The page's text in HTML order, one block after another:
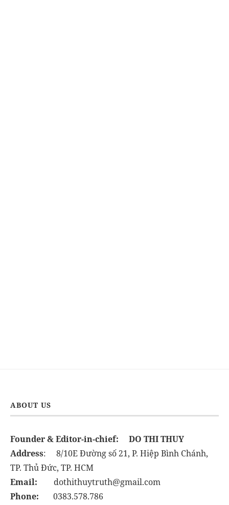
ABOUT US
Founder & Editor-in-chief:
DO THI THUY
Address: 8/10E Đường số 21, P. Hiệp Bình Chánh,
TP. Thủ Đức, TP. HCM
Email: dothithuytruth@gmail.com
Phone: 0383.578.786